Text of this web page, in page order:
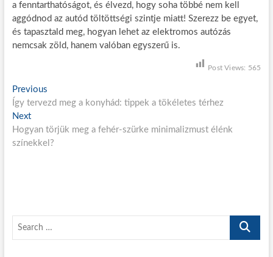
a fenntarthatóságot, és élvezd, hogy soha többé nem kell
aggódnod az autód töltöttségi szintje miatt! Szerezz be egyet,
és tapasztald meg, hogyan lehet az elektromos autózás
nemcsak zöld, hanem valóban egyszerű is.
Post Views: 565
B
e
j
e
z
é
Previous
r
v
i
t
Így tervezd meg a konyhád: tippek a tökéletes térhez
NextN
e
x
:
Hogyan törjük meg a fehér-szürke minimalizmust élénk
színekkel?